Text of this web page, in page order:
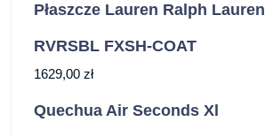
Płaszcze Lauren Ralph Lauren
RVRSBL FXSH-COAT
1629,00 zł
Quechua Air Seconds Xl